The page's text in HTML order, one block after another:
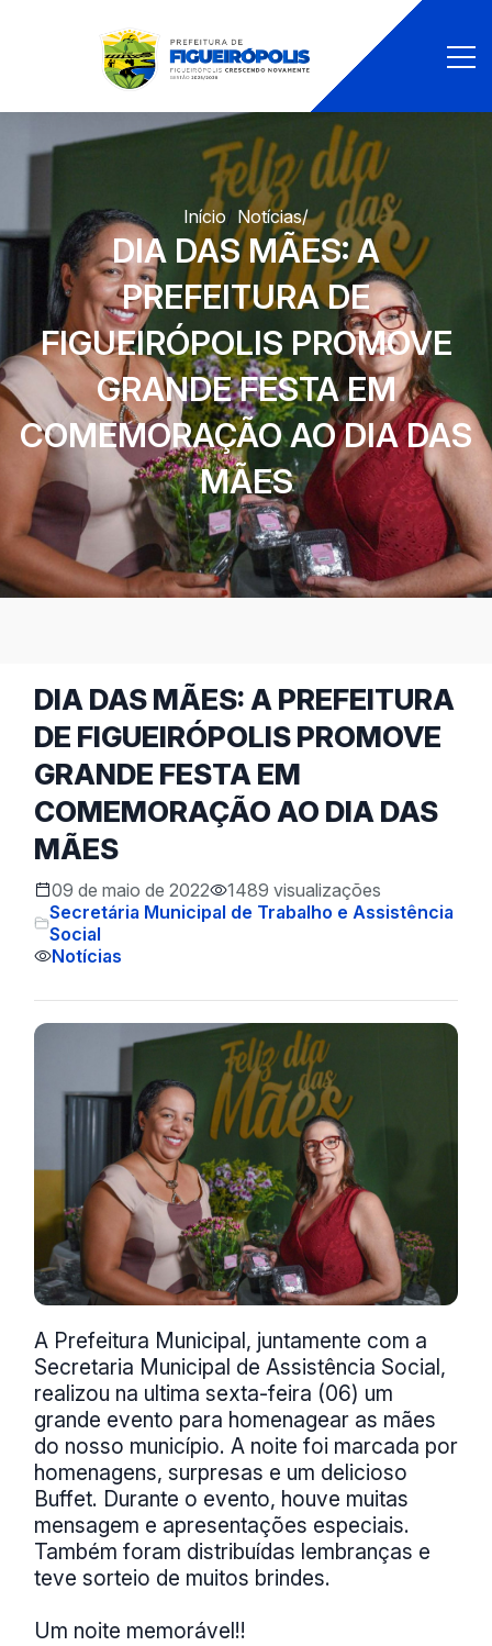
Início/ Notícias/
DIA DAS MÃES: A
PREFEITURA DE
FIGUEIRÓPOLIS PROMOVE
GRANDE FESTA EM
COMEMORAÇÃO AO DIA DAS
MÃES
DIA DAS MÃES: A PREFEITURA
DE FIGUEIRÓPOLIS PROMOVE
GRANDE FESTA EM
COMEMORAÇÃO AO DIA DAS
MÃES
09 de maio de 2022
1489 visualizações
Secretária Municipal de Trabalho e Assistência
Social
Notícias
A Prefeitura Municipal, juntamente com a
Secretaria Municipal de Assistência Social,
realizou na ultima sexta-feira (06) um
grande evento para homenagear as mães
do nosso município. A noite foi marcada por
homenagens, surpresas e um delicioso
Buffet. Durante o evento, houve muitas
mensagem e apresentações especiais.
Também foram distribuídas lembranças e
teve sorteio de muitos brindes.
Um noite memorável!!